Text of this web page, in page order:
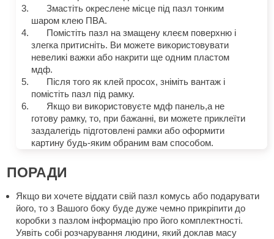
Змастіть окреслене місце під пазл тонким
шаром клею ПВА.
Помістіть пазл на змащену клеєм поверхню і
злегка притисніть. Ви можете використовувати
невеликі важки або накрити ще одним пластом
мдф.
Після того як клей просох, зніміть вантаж і
помістіть пазл під рамку.
Якщо ви використовуєте мдф панель,а не
готову рамку, то, при бажанні, ви можете приклеїти
заздалегідь підготовлені рамки або оформити
картину будь-яким обраним вам способом.
ПОРАДИ
Якщо ви хочете віддати свій пазл комусь або подарувати
його, то з Вашого боку буде дуже чемно прикріпити до
коробки з пазлом інформацію про його комплектності.
Уявіть собі розчарування людини, який доклав масу